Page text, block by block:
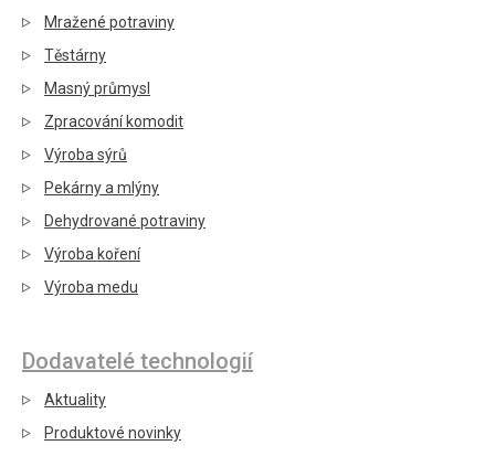
Mražené potraviny
Těstárny
Masný průmysl
Zpracování komodit
Výroba sýrů
Pekárny a mlýny
Dehydrované potraviny
Výroba koření
Výroba medu
Dodavatelé technologií
Aktuality
Produktové novinky